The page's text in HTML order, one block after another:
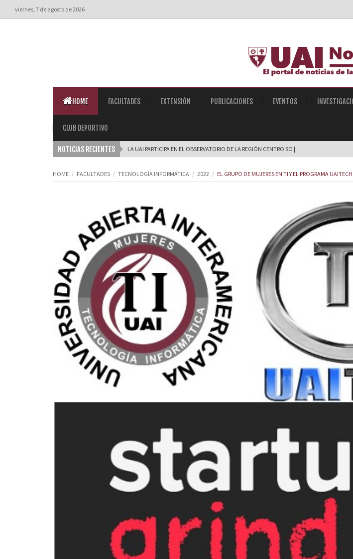
viernes, 7 de agosto de 2026
HOME FACULTADES EXTENSIÓN PUBLICACIONES EVENTOS
CLUB DEPORTIVO
NOTICIAS RECIENTES LA UAI PARTICIPA EN EL OBSERVATORIO DE LA REGIÓN CENTRO SOBRE INTE |
HOME FACULTADES TECNOLOGÍA INFORMÁTICA 2022 EL GRUPO DE MUJERES EN TI Y EL PROGRAMA